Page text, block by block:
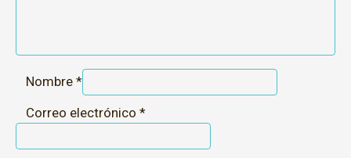
Nombre *
Correo electrónico *